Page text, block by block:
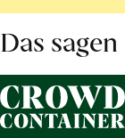
Das